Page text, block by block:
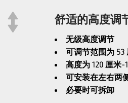
舒适的高度调
无级高度调节
可调节范围为 53
高度为 120 厘米-
可安装在左右两
必要时可拆卸